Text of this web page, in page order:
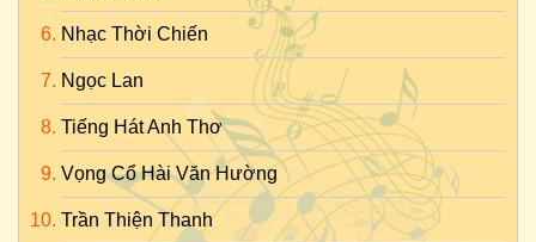
Nhạc Thời Chiến
Ngọc Lan
Tiếng Hát Anh Thơ
Vọng Cổ Hài Văn Hường
Trần Thiện Thanh